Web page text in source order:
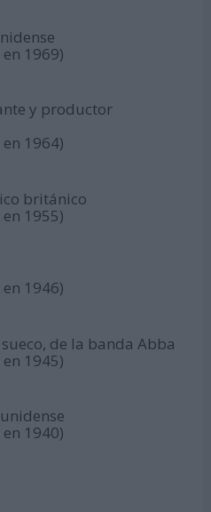
1969)
y productor
1964)
británico
1955)
1946)
de la banda Abba
1945)
1940)